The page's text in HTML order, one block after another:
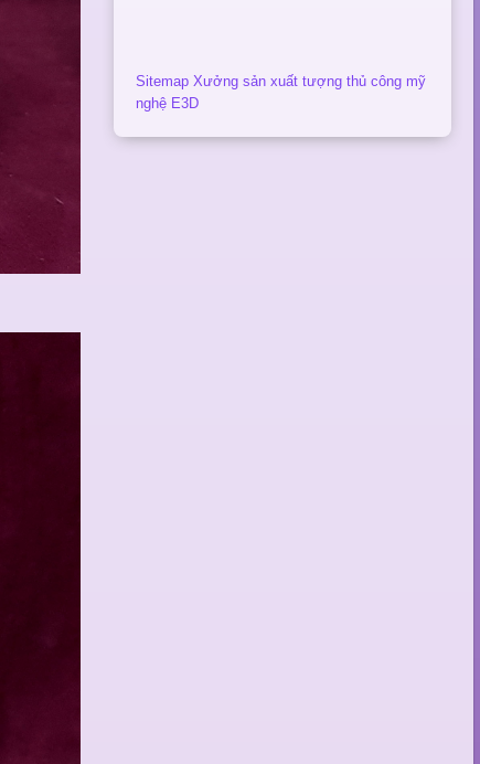
Sitemap Xưởng sản xuất tượng thủ công mỹ
nghệ E3D